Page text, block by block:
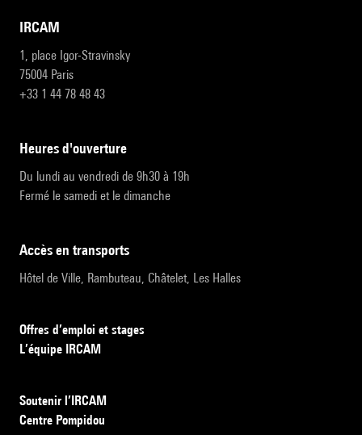
IRCAM
1, place Igor-Stravinsky
75004 Paris
+33 1 44 78 48 43
heures d'ouverture
Du lundi au vendredi de 9h30 à 19h
Fermé le samedi et le dimanche
accès en transports
Hôtel de Ville, Rambuteau, Châtelet, Les Halles
Offres d’emploi et stages
L’équipe IRCAM
Soutenir l’IRCAM
Centre Pompidou